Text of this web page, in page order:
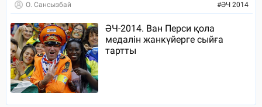
О. Сансызбай #ӘЧ 2014
ӘЧ-2014. Ван Перси қола
медалін жанкүйерге сыйға
тартты